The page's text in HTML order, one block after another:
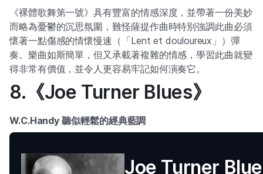
《裸體歌舞第一號》具有豐富的情感深度，並帶著一份美妙
而略為憂鬱的沉思氛圍，難怪薩提作曲時特別強調此曲必須
懷著一點傷感的情懷慢速（「Lent et douloureux」）彈
奏。樂曲如斯簡單，但又承載著複雜的情感，學習此曲就變
得非常有價值，並令人更容易牢記如何演奏它。
8.《Joe Turner Blues》
W.C.Handy 聽似輕鬆的經典藍調
Joe Turner